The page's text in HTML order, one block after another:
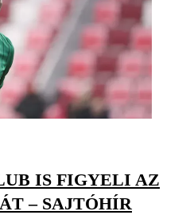
IS FIGYELI AZ
– SAJTÓHÍR